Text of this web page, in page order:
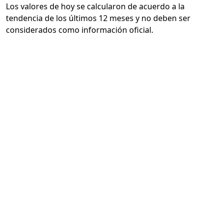
Los valores de hoy se calcularon de acuerdo a la
tendencia de los últimos 12 meses y no deben ser
considerados como información oficial.